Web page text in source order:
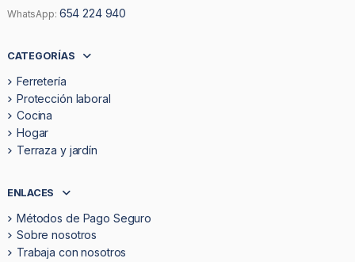
WhatsApp: 654 224 940
CATEGORÍAS
Ferretería
Protección laboral
Cocina
Hogar
Terraza y jardín
ENLACES
Métodos de Pago Seguro
Sobre nosotros
Trabaja con nosotros